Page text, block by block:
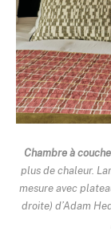
Chambre à
plus de chaleur.
mesure avec
droite) d’Adam